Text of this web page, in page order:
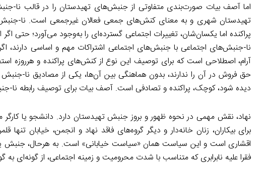
اما آصف بیات صورت‌بندی متفاوتی از جنبش‌های تهیدستان را در قالب
تهیدستان شهری و به معنای کنش‌های جمعی فعالان غیرجمعی است. نا-
پراکنده اما یکسان‌شان، تغییرات اجتماعی گسترده‌ای را به‌وجود می‌آورد؛ حتی
آرام، اصطلاحی است که برای توصیف این نوع از کنش‌های پراکنده و هرروزه
حق فروش در آن را ندارند، بدون هماهنگی بین آن‌ها، یکی از مصادیق نا-
دیده شود، کوچک، پراکنده و تصادفی است. آصف بیات برای توصیف رابطه نا-
نهاد، نقش مهمی در نحوه ظهور و بروز جنبش تهیدستان دارد. دانشجو یا
برای بیکاران، زنان خانه‌دار و دیگر گروه‌های فاقد نهاد و انجمن، خیابان
اقشاری است و این سیاست همان «سیاست خیابانی» است. به هرحال، جنبش
فقرا علیه نابرابری که متناسب با شدت محرومیت و زمینه اجتماعی، از گونه‌ای